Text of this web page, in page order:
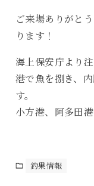
ご来場ありがと
ります！
海上保安庁より
港で魚を捌き、
す。
小方港、阿多田
釣果情報